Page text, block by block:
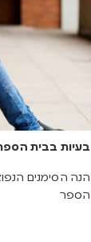
בעיות בבית הספר:
הנה הסימנים
הספר